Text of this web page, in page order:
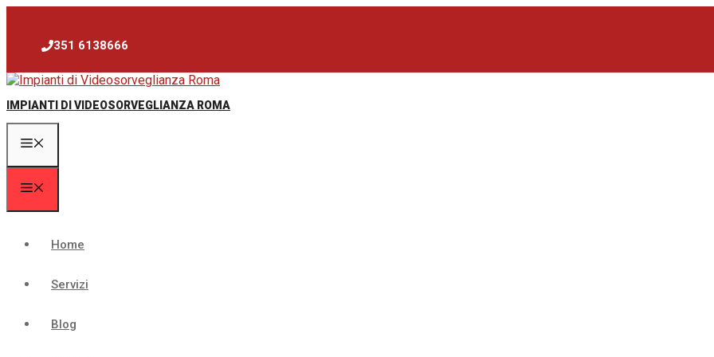
contenuto351 6138666
IMPIANTI DI VIDEOSORVEGLIANZA ROMA
Home
Servizi
Blog